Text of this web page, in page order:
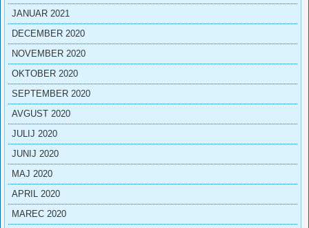
JANUAR 2021
DECEMBER 2020
NOVEMBER 2020
OKTOBER 2020
SEPTEMBER 2020
AVGUST 2020
JULIJ 2020
JUNIJ 2020
MAJ 2020
APRIL 2020
MAREC 2020